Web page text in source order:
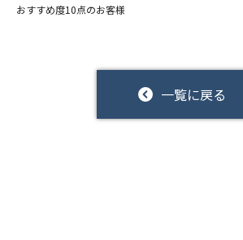
おすすめ度10点のお客様
一覧に戻る